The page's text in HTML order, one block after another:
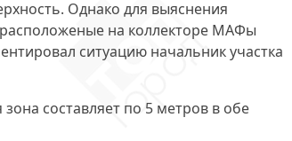
Однако для выяснения
на коллекторе МАФы
ситуацию начальник участка
зона составляет по 5 метров в обе